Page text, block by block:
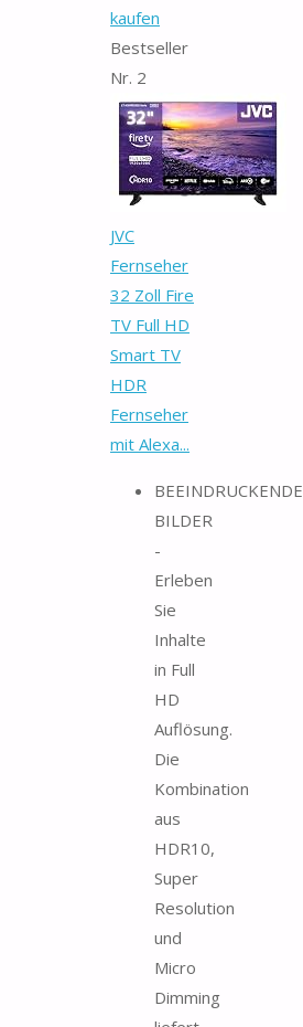
kaufen
Bestseller
Nr. 2
JVC
Fernseher
32 Zoll Fire
TV Full HD
Smart TV
HDR
Fernseher
mit Alexa...
BEEINDRUCKENDE
BILDER
-
Erleben
Sie
Inhalte
in Full
HD
Auflösung.
Die
Kombination
aus
HDR10,
Super
Resolution
und
Micro
Dimming